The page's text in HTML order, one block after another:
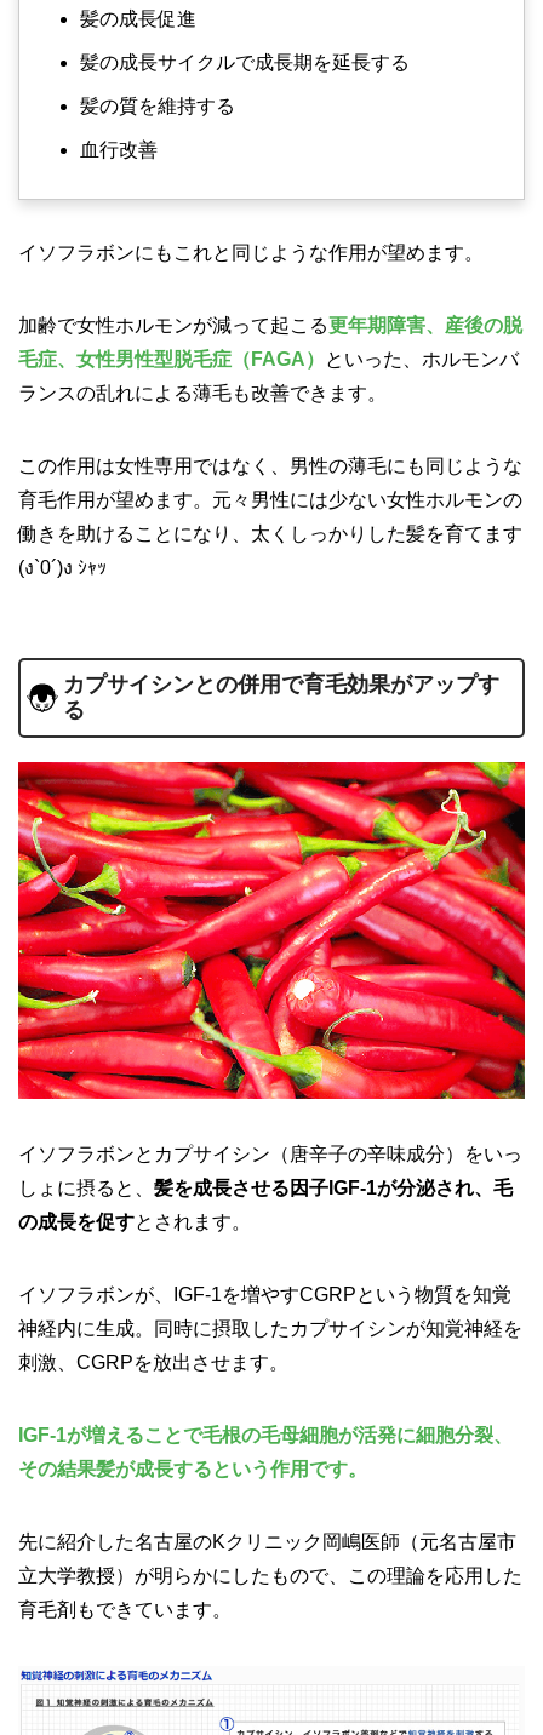
髪の成長促進
髪の成長サイクルで成長期を延長する
髪の質を維持する
血行改善
イソフラボンにもこれと同じような作用が望めます。
加齢で女性ホルモンが減って起こる更年期障害、産後の脱
毛症、女性男性型脱毛症（FAGA）
といった、ホルモンバ
ランスの乱れによる薄毛も改善できます。
この作用は女性専用ではなく、男性の薄毛にも同じような
育毛作用が望めます。元々男性には少ない女性ホルモンの
働きを助けることになり、太くしっかりした髪を育てます
(ง`0´)ง ｼｬｯ
カプサイシンとの併用で育毛効果がアップす
る
イソフラボンとカプサイシン（唐辛子の辛味成分）をいっ
しょに摂ると、 髪を成長させる因子IGF-1が分泌され、毛
の成長を促すとされます。
イソフラボンが、IGF-1を増やすCGRPという物質を知覚
神経内に生成。同時に摂取したカプサイシンが知覚神経を
刺激、CGRPを放出させます。
IGF-1が増えることで毛根の毛母細胞が活発に細胞分裂、
その結果髪が成長するという作用です。
先に紹介した名古屋のKクリニック岡嶋医師（元名古屋市
立大学教授）が明らかにしたもので、この理論を応用した
育毛剤もできています。